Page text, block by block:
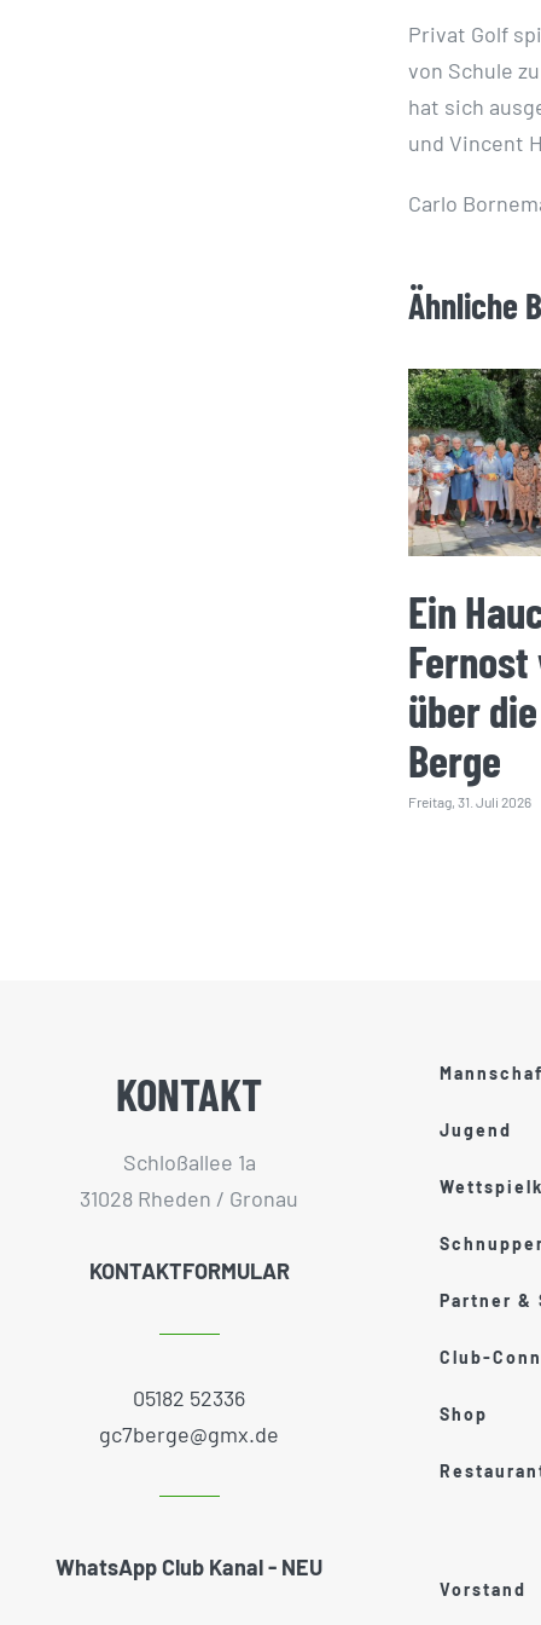
Privat Golf
von Schule
hat sich
und Vincent
Carlo
Ähnliche
Ein
über
Berge
Freitag, 31. Juli 2026
KONTAKT
Schloßallee 1a
31028 Rheden / Gronau
KONTAKTFORMULAR
05182 52336
gc7berge@gmx.de
WhatsApp Club Kanal - NEU
Jugend
Partner &
Club-
Shop
Vorstand